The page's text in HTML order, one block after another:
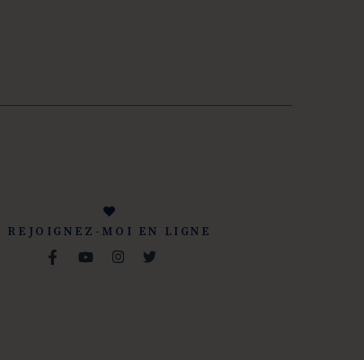
REJOIGNEZ-MOI EN LIGNE